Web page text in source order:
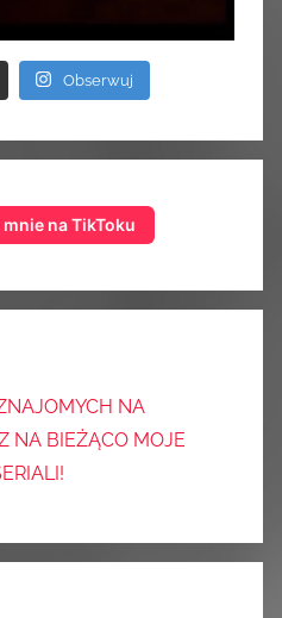
Obserwuj
na TikToku
NA
NA BIEŻĄCO MOJE